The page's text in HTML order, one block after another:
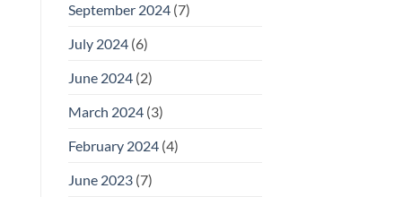
September 2024(7)
July 2024(6)
June 2024(2)
March 2024(3)
February 2024(4)
June 2023(7)